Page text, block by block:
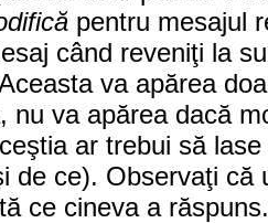
pentru mesajul
când reveniţi la
va apărea
nu va apărea dacă
ar trebui să
de ce). Observaţi că
ce cineva a răspuns.